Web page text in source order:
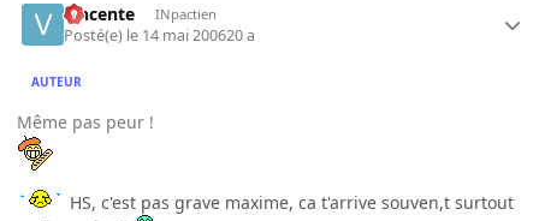
vincente INpactien
Posté(e) le 14 mai 200620 a
AUTEUR
Même pas peur !
HS, c'est pas grave maxime, ca t'arrive souven,t surtout